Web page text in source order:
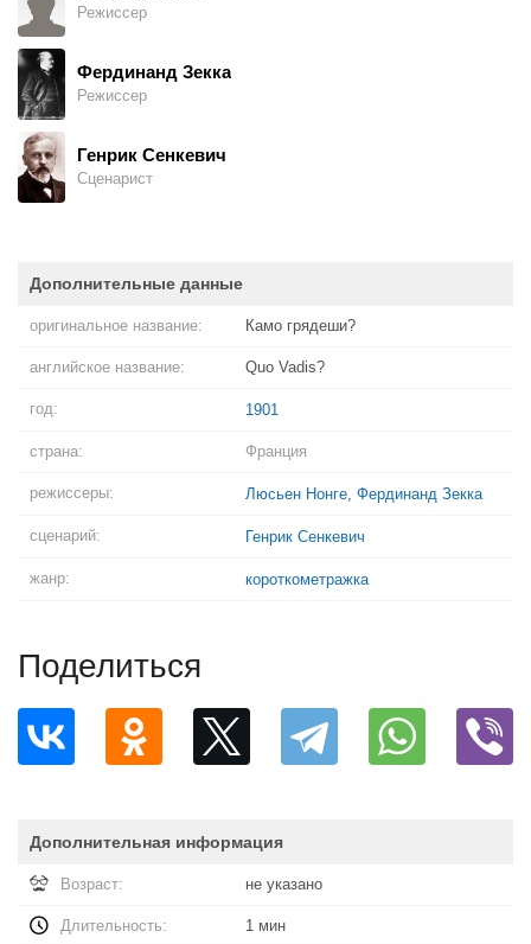
Режиссер
Фердинанд Зекка
Режиссер
Генрик Сенкевич
Сценарист
Дополнительные данные
оригинальное название: Камо грядеши?
английское название: Quo Vadis?
год: 1901
страна: Франция
режиссеры: Люсьен Нонге, Фердинанд Зекка
сценарий: Генрик Сенкевич
жанр: короткометражка
Поделиться
Дополнительная информация
Возраст: не указано
Длительность: 1 мин